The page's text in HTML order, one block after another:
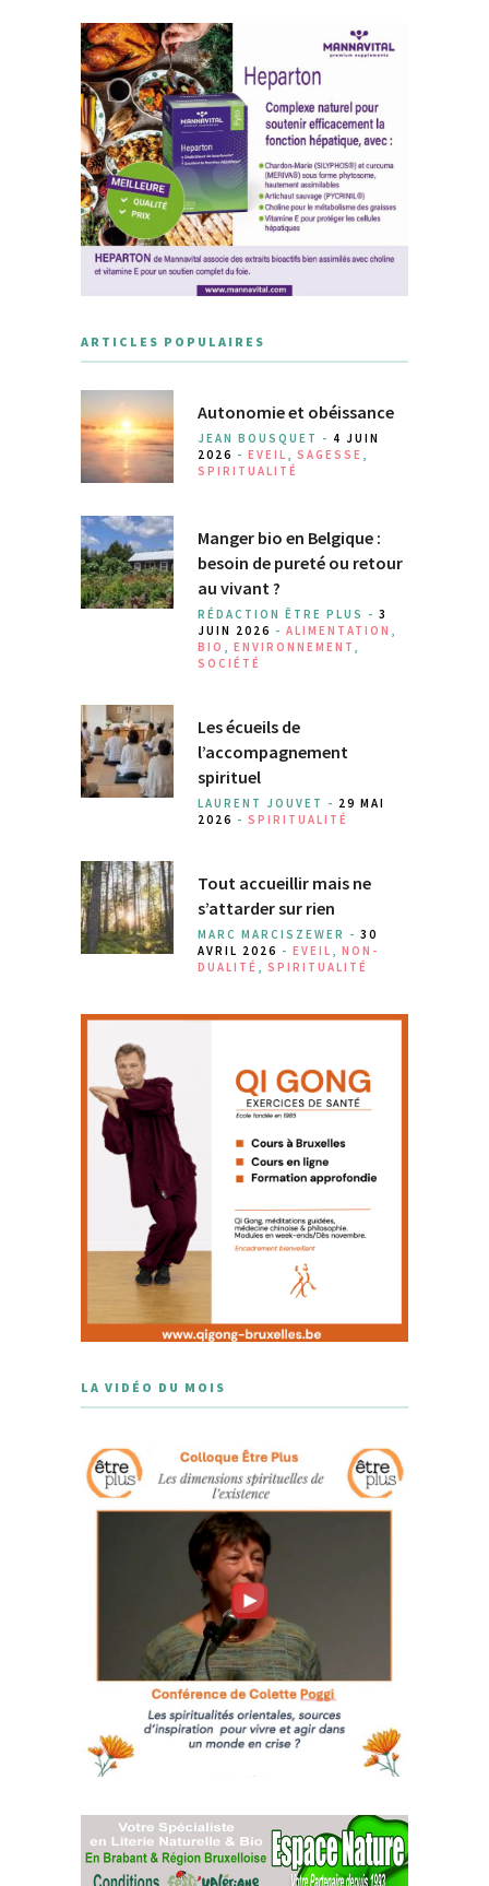
ARTICLES POPULAIRES
Autonomie et obéissance
JEAN BOUSQUET - 4 JUIN
2026 - EVEIL , SAGESSE ,
SPIRITUALITÉ
Manger bio en Belgique :
besoin de pureté ou retour
au vivant ?
RÉDACTION ÊTRE PLUS - 3
JUIN 2026 - ALIMENTATION ,
BIO , ENVIRONNEMENT ,
SOCIÉTÉ
Les écueils de
l’accompagnement
spirituel
LAURENT JOUVET - 29 MAI
2026 - SPIRITUALITÉ
Tout accueillir mais ne
s’attarder sur rien
MARC MARCISZEWER - 30
AVRIL 2026 - EVEIL , NON-
DUALITÉ , SPIRITUALITÉ
LA VIDÉO DU MOIS